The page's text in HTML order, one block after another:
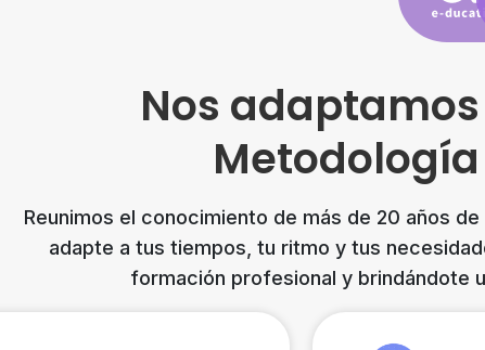
Nos
Reunimos el conocimiento de más de 20 años
adapte a tus tiempos, tu ritmo y tus
formación profesional y brindándote